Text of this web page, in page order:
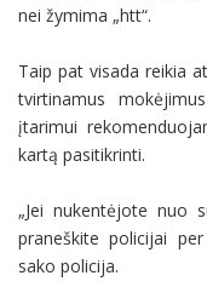
nei žymima „htt“.
Taip pat visada reikia
tvirtinamus
įtarimui
kartą pasitikrinti.
„Jei nukentėjote nuo
praneškite policijai per
sako policija.